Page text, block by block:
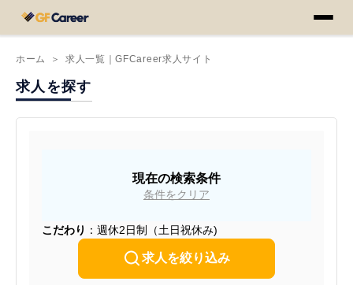
ホーム ＞ 求人一覧｜GFCareer求人サイト
求人を探す
現在の検索条件
条件をクリア
こだわり ：週休2日制（土日祝休み)
求人を絞り込み